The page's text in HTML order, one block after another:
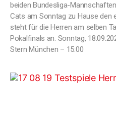
beiden Bundesliga-
Cats am Sonntag zu Hause den
steht für die Herren am selben
Pokalfinals an. Sonntag,
Stern München – 15:00